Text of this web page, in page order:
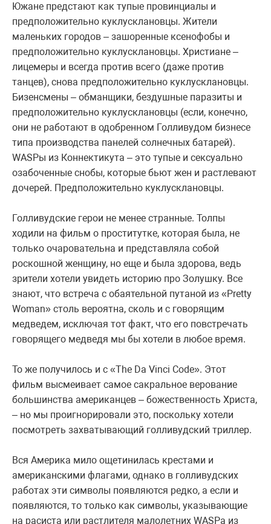
Южане предстают как тупые провинциалы и
предположительно куклусклановцы. Жители
маленьких городов – зашоренные ксенофобы и
предположительно куклусклановцы. Христиане –
лицемеры и всегда против всего (даже против
танцев), снова предположительно куклусклановцы.
Бизенсмены – обманщики, бездушные паразиты и
предположительно куклусклановцы (если, конечно,
они не работают в одобренном Голливудом бизнесе
типа производства панелей солнечных батарей).
WASPы из Коннектикута – это тупые и сексуально
озабоченные снобы, которые бьют жен и растлевают
дочерей. Предположительно куклусклановцы.
Голливудские герои не менее странные. Толпы
ходили на фильм о проститутке, которая была, не
только очаровательна и представляла собой
роскошной женщину, но еще и была здорова, ведь
зрители хотели увидеть историю про Золушку. Все
знают, что встреча с обаятельной путаной из «Pretty
Woman» столь вероятна, сколь и с говорящим
медведем, исключая тот факт, что его повстречать
говорящего медведя мы бы хотели в любое время.
То же получилось и с «The Da Vinci Code». Этот
фильм высмеивает самое сакральное верование
большинства американцев – божественность Христа,
– но мы проигнорировали это, поскольку хотели
посмотреть захватывающий голливудский триллер.
Вся Америка мило ощетинилась крестами и
американскими флагами, однако в голливудских
работах эти символы появляются редко, а если и
появляются, то только как символы, указывающие
на расиста или растлителя малолетних WASPа из